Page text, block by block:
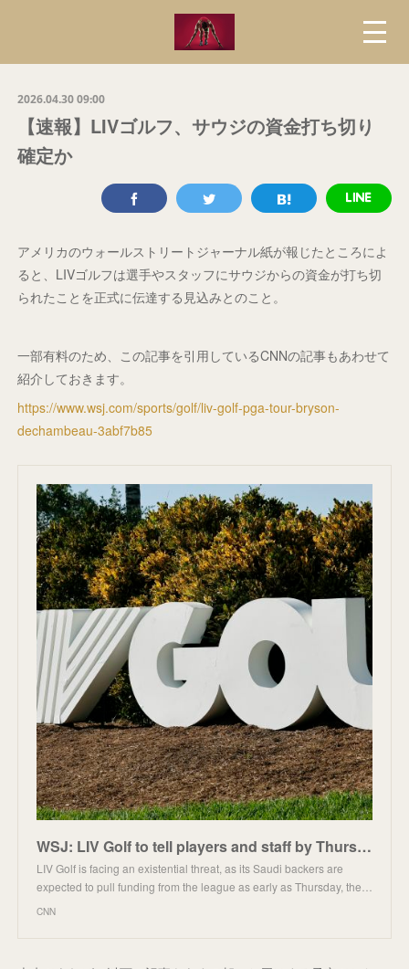
2026.04.30 09:00
【速報】LIVゴルフ、サウジの資金打ち切り
確定か
アメリカのウォールストリートジャーナル紙が報じたところによ
ると、LIVゴルフは選手やスタッフにサウジからの資金が打ち切
られたことを正式に伝達する見込みとのこと。
一部有料のため、この記事を引用しているCNNの記事もあわせて
紹介しておきます。
https://www.wsj.com/sports/golf/liv-golf-pga-tour-bryson-
dechambeau-3abf7b85
WSJ: LIV Golf to tell players and staff by Thursday that tour will lose Saudi funding at end of seas
LIV Golf is facing an existential threat, as its Saudi backers are
expected to pull funding from the league as early as Thursday, the…
CNN